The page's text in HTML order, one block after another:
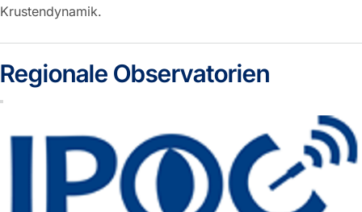
Krustendynamik.
Regionale Observatorien